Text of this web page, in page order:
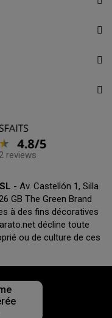
reviews
- Av. Castellón 1, Silla
GB The Green Brand
à des fins décoratives
décline toute
ou de culture de ces